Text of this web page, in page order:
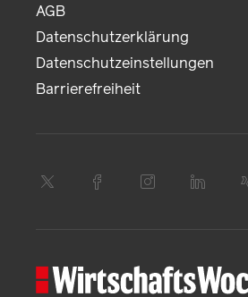
AGB
Datenschutzerklärung
Datenschutzeinstellungen
Barrierefreiheit